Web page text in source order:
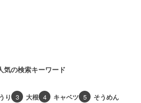
気の検索キーワード
り 3 大根 4 キャベツ 5 そうめん